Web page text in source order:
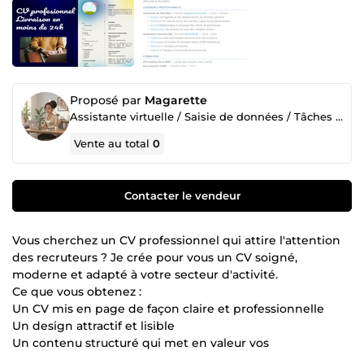
Proposé par Magarette
Assistante virtuelle / Saisie de données / Tâches administratives.
Vente au total0
Contacter le vendeur
Vous cherchez un CV professionnel qui attire l'attention
des recruteurs ? Je crée pour vous un CV soigné,
moderne et adapté à votre secteur d'activité.
Ce que vous obtenez :
Un CV mis en page de façon claire et professionnelle
Un design attractif et lisible
Un contenu structuré qui met en valeur vos